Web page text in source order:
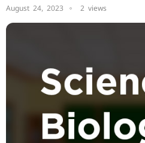
August 24, 2023 2 views